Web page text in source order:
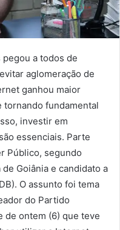
a todos de
aglomeração de
ganhou maior
tornando fundamental
investir em
essenciais. Parte
Público, segundo
Goiânia e candidato a
O assunto foi tema
do Partido
de ontem (6) que teve